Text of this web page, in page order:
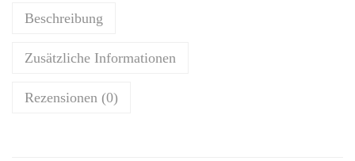
Beschreibung
Zusätzliche Informationen
Rezensionen (0)